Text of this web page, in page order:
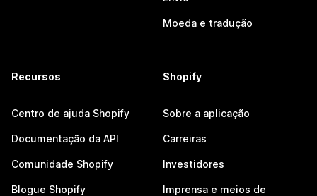
Moeda e tradução
Recursos
Centro de ajuda Shopify
Documentação da API
Comunidade Shopify
Blogue Shopify
Shopify
Sobre a aplicação
Carreiras
Investidores
Imprensa e meios de